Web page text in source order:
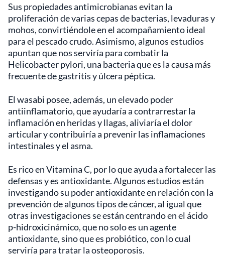
Sus propiedades antimicrobianas evitan la
proliferación de varias cepas de bacterias, levaduras y
mohos, convirtiéndole en el acompañamiento ideal
para el pescado crudo. Asimismo, algunos estudios
apuntan que nos serviría para combatir la
Helicobacter pylori, una bacteria que es la causa más
frecuente de gastritis y úlcera péptica.
El wasabi posee, además, un elevado poder
antiinflamatorio, que ayudaría a contrarrestar la
inflamación en heridas y llagas, aliviaría el dolor
articular y contribuiría a prevenir las inflamaciones
intestinales y el asma.
Es rico en Vitamina C, por lo que ayuda a fortalecer las
defensas y es antioxidante. Algunos estudios están
investigando su poder antioxidante en relación con la
prevención de algunos tipos de cáncer, al igual que
otras investigaciones se están centrando en el ácido
p-hidroxicinámico, que no solo es un agente
antioxidante, sino que es probiótico, con lo cual
serviría para tratar la osteoporosis.